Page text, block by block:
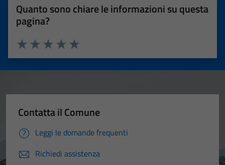
Quanto sono chiare le informazioni su questa
pagina?
Valuta 5 stelle su 5
Valuta 4 stelle su 5
Valuta 3 stelle su 5
Valuta 2 stelle su 5
Valuta 1 stelle su 5
Contatta il Comune
Leggi le domande frequenti
Richiedi assistenza